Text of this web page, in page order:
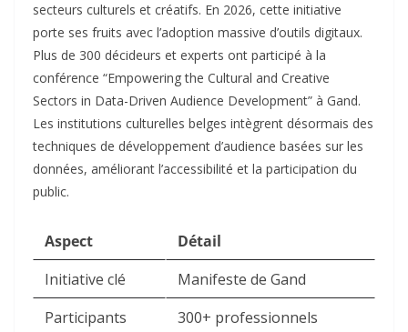
secteurs culturels et créatifs. En 2026, cette initiative
porte ses fruits avec l’adoption massive d’outils digitaux.
Plus de 300 décideurs et experts ont participé à la
conférence “Empowering the Cultural and Creative
Sectors in Data-Driven Audience Development” à Gand.
Les institutions culturelles belges intègrent désormais des
techniques de développement d’audience basées sur les
données, améliorant l’accessibilité et la participation du
public.​
Aspect
Détail
Initiative clé
Manifeste de Gand
Participants
300+ professionnels